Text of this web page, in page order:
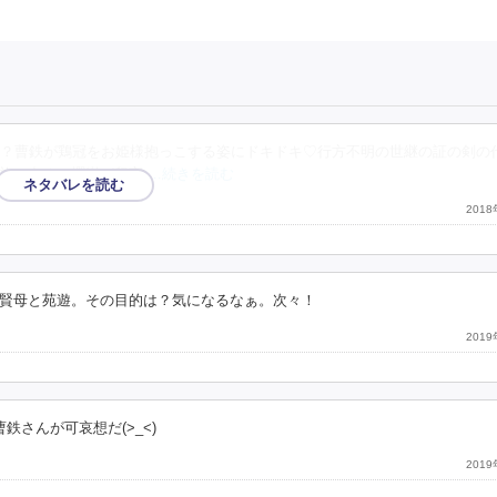
に出る。櫻嵐が留守 …続きを読む
2018
母と苑遊。その目的は？気になるなぁ。次々！
2019
鉄さんが可哀想だ(>_<)
2019